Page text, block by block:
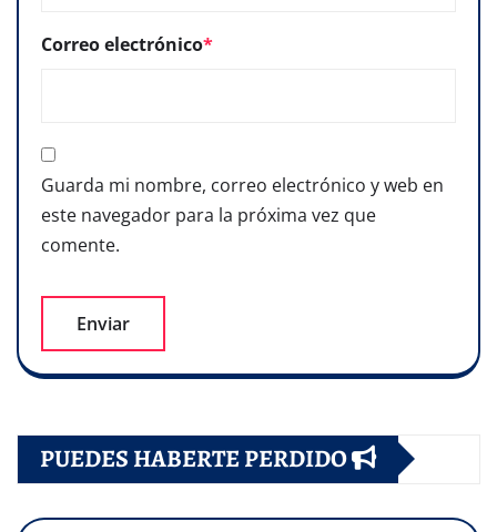
Correo electrónico*
Guarda mi nombre, correo electrónico y web en
este navegador para la próxima vez que
comente.
PUEDES HABERTE PERDIDO